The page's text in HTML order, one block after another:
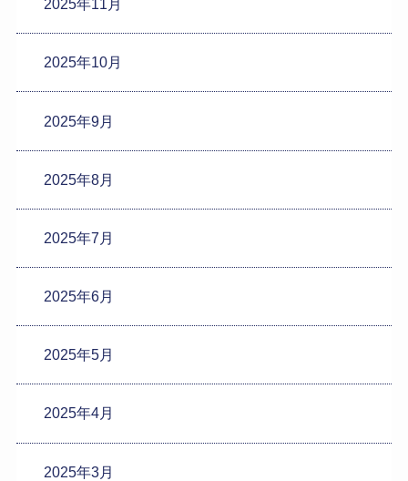
2025年11月
2025年10月
2025年9月
2025年8月
2025年7月
2025年6月
2025年5月
2025年4月
2025年3月